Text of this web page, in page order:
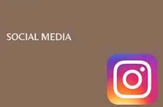
SOCIAL MEDIA